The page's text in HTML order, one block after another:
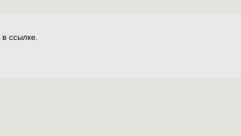
в ссылке.